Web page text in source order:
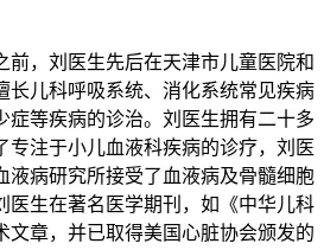
前，刘医生先后在天津市儿童医院和
长儿科呼吸系统、消化系统常见疾病
症等疾病的诊治。刘医生拥有二十多
专注于小儿血液科疾病的诊疗，刘医
液病研究所接受了血液病及骨髓细胞
医生在著名医学期刊，如《中华儿科
文章，并已取得美国心脏协会颁发的